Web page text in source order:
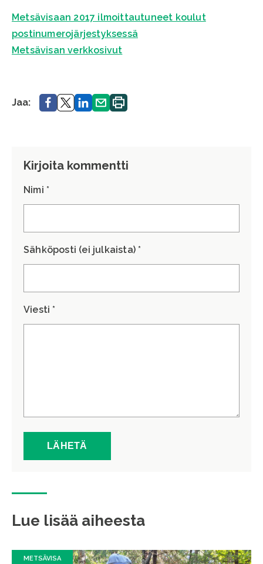
Metsävisaan 2017 ilmoittautuneet koulut
postinumerojärjestyksessä
Metsävisan verkkosivut
Jaa: Jaa. Jaa.Jaa. Jaa. Tulosta
sivu.
Kirjoita kommentti
Nimi *
Sähköposti (ei julkaista) *
Viesti *
Lue lisää aiheesta
METSÄVISA